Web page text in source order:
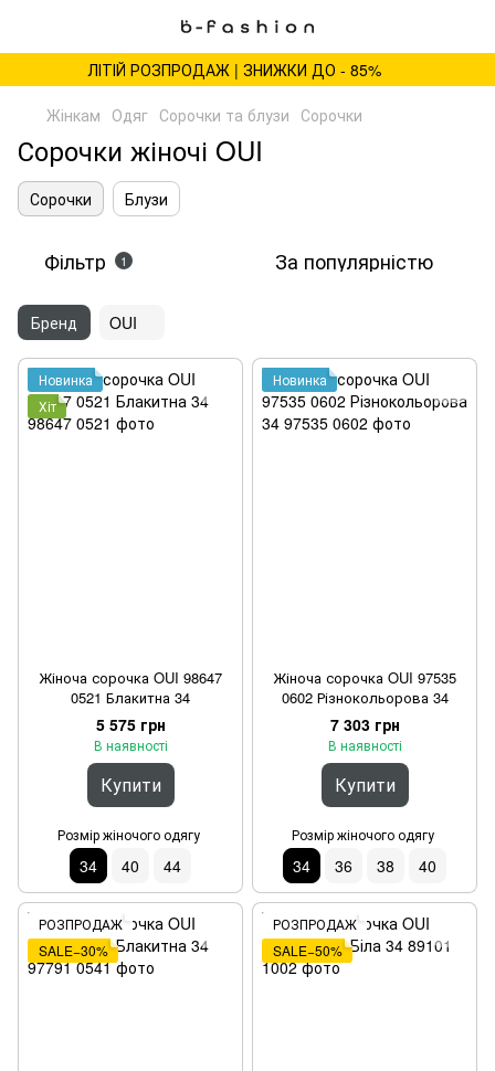
ЛІТІЙ РОЗПРОДАЖ | ЗНИЖКИ ДО - 85%
Жінкам Одяг Сорочки та блузи Сорочки
Сорочки жіночі OUI
Сорочки Блузи
Фільтр 1 За популярністю
Бренд OUI
Новинка
Хіт
Жіноча сорочка OUI 98647
0521 Блакитна 34
5 575 грн
В наявності
Купити
Розмір жіночого одягу
34 40 44
Новинка
Жіноча сорочка OUI 97535
0602 Різнокольорова 34
7 303 грн
В наявності
Купити
Розмір жіночого одягу
34 36 38 40
РОЗПРОДАЖ
SALE−30%
РОЗПРОДАЖ
SALE−50%